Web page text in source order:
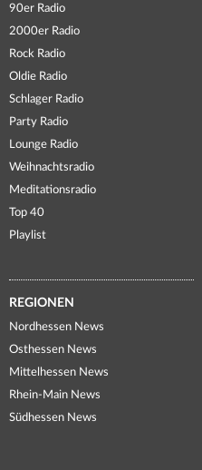
90er Radio
2000er Radio
Rock Radio
Oldie Radio
Schlager Radio
Party Radio
Lounge Radio
Weihnachtsradio
Meditationsradio
Top 40
Playlist
REGIONEN
Nordhessen News
Osthessen News
Mittelhessen News
Rhein-Main News
Südhessen News